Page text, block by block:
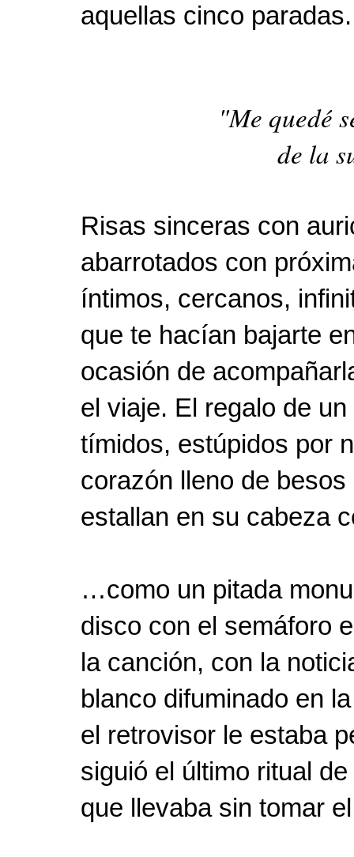
aquellas cinco paradas.
"Me quedé
de la
Risas sinceras con
abarrotados con
íntimos, cercanos,
que te hacían bajarte
ocasión de
el viaje. El regalo de
tímidos, estúpidos por
corazón lleno de
estallan en su cabeza
…como un pitada
disco con el semáforo
la canción, con la
blanco difuminado en
el retrovisor le estaba
siguió el último ritual
que llevaba sin tomar